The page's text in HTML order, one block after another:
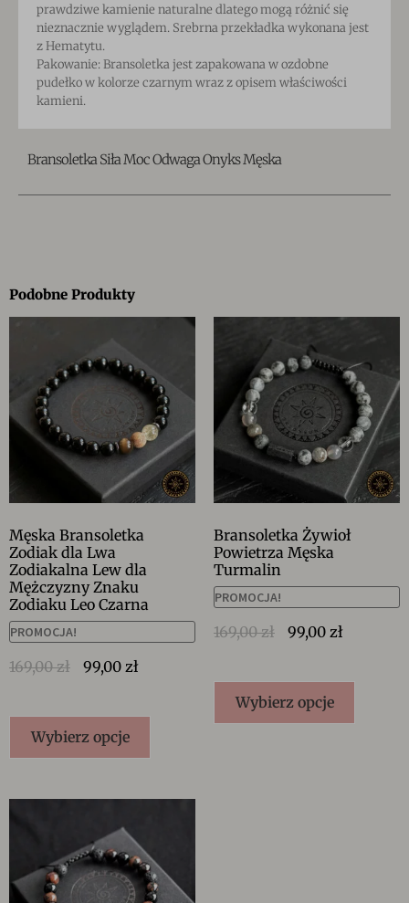
prawdziwe kamienie naturalne dlatego mogą różnić się
nieznacznie wyglądem. Srebrna przekładka wykonana jest
z Hematytu.
Pakowanie: Bransoletka jest zapakowana w ozdobne
pudełko w kolorze czarnym wraz z opisem właściwości
kamieni.
Bransoletka Siła Moc Odwaga Onyks Męska
Podobne Produkty
Męska Bransoletka
Zodiak dla Lwa
Zodiakalna Lew dla
Mężczyzny Znaku
Zodiaku Leo Czarna
PROMOCJA!
169,00zł 99,00 zł
Wybierz opcje
Bransoletka Żywioł
Powietrza Męska
Turmalin
PROMOCJA!
169,00zł 99,00 zł
Wybierz opcje